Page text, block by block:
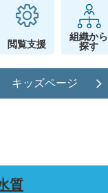
閲覧支援
組織から
探す
キッズページ
質